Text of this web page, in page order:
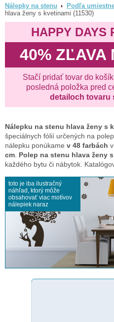
Nálepky na stenu Podľa
hlava ženy s kvetinami (11530)
HAPPY DAYS
40% ZĽAVA
Stačí pridať tovar do
posledná položka pred
detailoch tovaru
Nálepku na stenu hlava ženy s
špeciálnych fólií určených na
nálepku ponúkame v 48 farbách
cm Polep na stenu hlava ženy
každého bytu či nábytok.
toto je iba ilustračný
náhľad, ktorý môže
obsahovať viac motívov
nálepiek naraz